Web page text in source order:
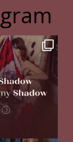
my Shadow
in...
5